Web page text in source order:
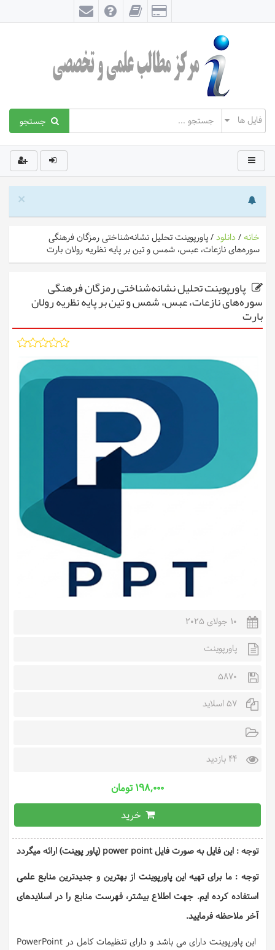
جستجو
×
خانه/ دانلود/پاورپوینت تحلیل نشانه‌شناختی رمزگان فرهنگی
سوره‌های نازعات، عبس، شمس و تین بر پایه نظریه رولان بارت
پاورپوینت تحلیل نشانه‌شناختی رمزگان فرهنگی
سوره‌های نازعات، عبس، شمس و تین بر پایه نظریه رولان
بارت
10 جولای 2025
پاورپوینت
5870
57 اسلاید
44 بازدید
۱۹۸,۰۰۰ تومان
خرید
توجه : این فایل به صورت فایل power point (پاور پوینت) ارائه میگردد
توجه : ما برای تهیه این پاورپوینت از بهترین و جدیدترین منابع علمی
استفاده کرده ایم. جهت اطلاع بیشتر، فهرست منابع را در اسلایدهای
آخر ملاحظه فرمایید.
این پاورپوینت دارای می باشد و دارای تنظیمات کامل در PowerPoint